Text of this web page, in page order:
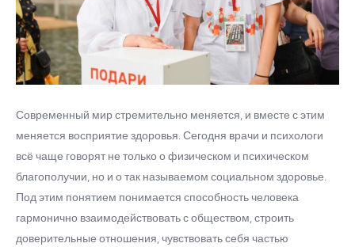
Современный мир стремительно меняется, и вместе с этим
меняется восприятие здоровья. Сегодня врачи и психологи
всё чаще говорят не только о физическом и психическом
благополучии, но и о так называемом социальном здоровье.
Под этим понятием понимается способность человека
гармонично взаимодействовать с обществом, строить
доверительные отношения, чувствовать себя частью